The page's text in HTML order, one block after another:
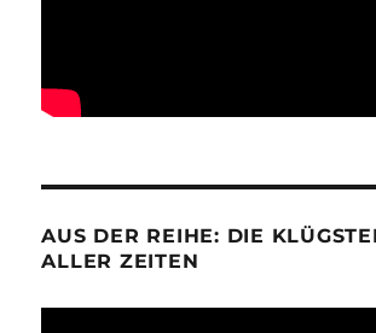
AUS DER REIHE: DIE
ALLER ZEITEN